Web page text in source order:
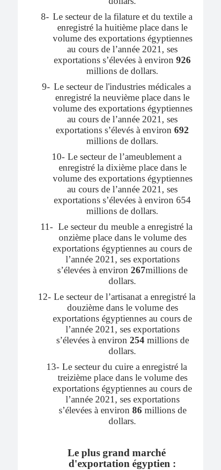
8- Le secteur de la filature et du textile a
enregistré la huitième place dans le
volume des exportations égyptiennes
au cours de l’année 2021, ses
exportations s’élevées à environ 926
millions de dollars.
9- Le secteur de l'industries médicales a
enregistré la neuvième place dans le
volume des exportations égyptiennes
au cours de l’année 2021, ses
exportations s’élevés à environ 692
millions de dollars.
10- Le secteur de l’ameublement a
enregistré la dixième place dans le
volume des exportations égyptiennes
au cours de l’année 2021, ses
exportations s’élevées à environ 654
millions de dollars.
11- Le secteur du meuble a enregistré la
onzième place dans le volume des
exportations égyptiennes au cours de
l’année 2021, ses exportations
s’élevées à environ 267millions de
dollars.
12- Le secteur de l’artisanat a enregistré la
douzième dans le volume des
exportations égyptiennes au cours de
l’année 2021, ses exportations
s’élevées à environ 254 millions de
dollars.
13- Le secteur du cuire a enregistré la
treizième place dans le volume des
exportations égyptiennes au cours de
l’année 2021, ses exportations
s’élevées à environ 86 millions de
dollars.
Le plus grand marché
d'exportation égyptien :